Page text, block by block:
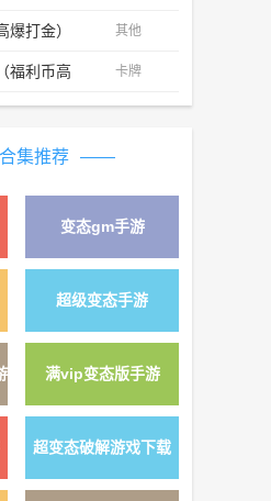
爆打金） 其他
福利币高
卡牌
集推荐
详情 »
变态gm手游
详情 »
超级变态手游
详情 »
满vip变态版手游
详情 »
超变态破解游戏下载